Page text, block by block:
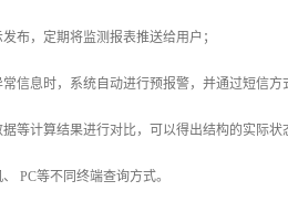
布，定期将监测报表推送给用户；
信息时，系统自动进行预报警，并通过短信
等计算结果进行对比，可以得出结构的实际状
PC等不同终端查询方式。